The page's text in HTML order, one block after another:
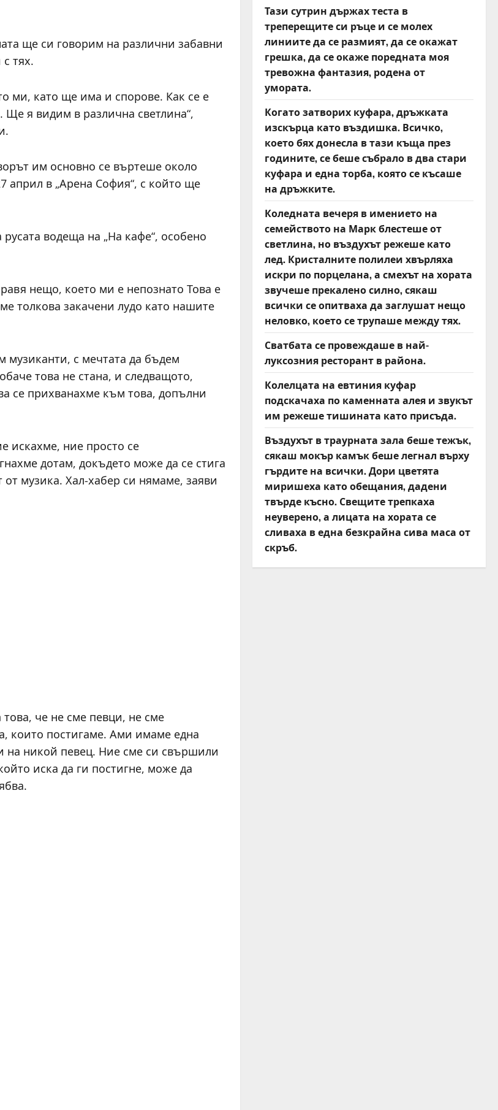
ще си говорим на различни забавни
тях.
ми, като ще има и спорове. Как се е
я видим в различна светлина“,
им основно се въртеше около
април в „Арена София“, с който ще
водеща на „На кафе“, особено
нещо, което ми е непознато Това е
толкова закачени лудо като нашите
музиканти, с мечтата да бъдем
това не стана, и следващото,
се прихванахме към това, допълни
искахме, ние просто се
дотам, докъдето може да се стига
музика. Хал-хабер си нямаме, заяви
че не сме певци, не сме
които постигаме. Ами имаме една
на никой певец. Ние сме си свършили
иска да ги постигне, може да
Тази сутрин държах теста в
треперещите си ръце и се молех
линиите да се размият, да се окажат
грешка, да се окаже поредната моя
тревожна фантазия, родена от
умората.
Когато затворих куфара, дръжката
изскърца като въздишка. Всичко,
което бях донесла в тази къща през
годините, се беше събрало в два стари
куфара и една торба, която се късаше
на дръжките.
Коледната вечеря в имението на
семейството на Марк блестеше от
светлина, но въздухът режеше като
лед. Кристалните полилеи хвърляха
искри по порцелана, а смехът на хората
звучеше прекалено силно, сякаш
всички се опитваха да заглушат нещо
неловко, което се трупаше между тях.
Сватбата се провеждаше в най-
луксозния ресторант в района.
Колелцата на евтиния куфар
подскачаха по каменната алея и звукът
им режеше тишината като присъда.
Въздухът в траурната зала беше тежък,
сякаш мокър камък беше легнал върху
гърдите на всички. Дори цветята
миришеха като обещания, дадени
твърде късно. Свещите трепкаха
неуверено, а лицата на хората се
сливаха в една безкрайна сива маса от
скръб.